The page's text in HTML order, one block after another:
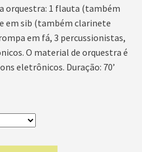
orquestra: 1 flauta (também
em sib (também clarinete
em fá, 3 percussionistas,
O material de orquestra é
eletrônicos. Duração: 70’